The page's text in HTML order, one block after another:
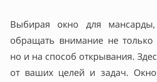
Выбирая окно для
обращать внимание не только
но и на способ открывания.
от ваших целей и задач.